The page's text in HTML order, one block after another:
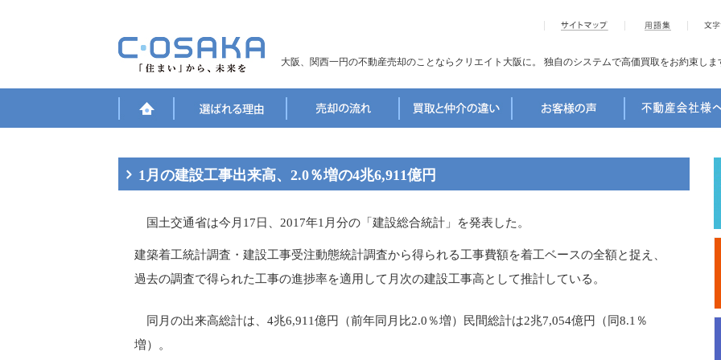
大阪、関西一円の不動産売却のことならクリエイト大阪に。 独自のシステムで高価買取をお約束しま
1月の建設工事出来高、2.0％増の4兆6,911億円
国土交通省は今月17日、2017年1月分の「建設総合統計」を発表した。
建築着工統計調査・建設工事受注動態統計調査から得られる工事費額を着工ベースの全額と捉え、
過去の調査で得られた工事の進捗率を適用して月次の建設工事高として推計している。
同月の出来高総計は、4兆6,911億円（前年同月比2.0％増）民間総計は2兆7,054億円（同8.1％
増）。